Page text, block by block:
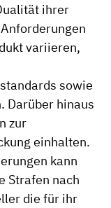
ihrer
variieren,
sowie
Darüber hinaus
zur
einhalten.
kann
Strafen nach
die für ihr